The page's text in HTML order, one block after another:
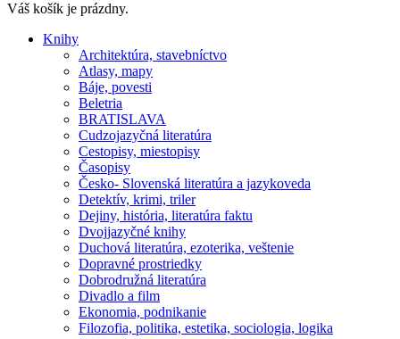
Váš košík je prázdny.
Knihy
Architektúra, stavebníctvo
Atlasy, mapy
Báje, povesti
Beletria
BRATISLAVA
Cudzojazyčná literatúra
Cestopisy, miestopisy
Časopisy
Česko- Slovenská literatúra a jazykoveda
Detektív, krimi, triler
Dejiny, história, literatúra faktu
Dvojjazyčné knihy
Duchová literatúra, ezoterika, veštenie
Dopravné prostriedky
Dobrodružná literatúra
Divadlo a film
Ekonomia, podnikanie
Filozofia, politika, estetika, sociologia, logika